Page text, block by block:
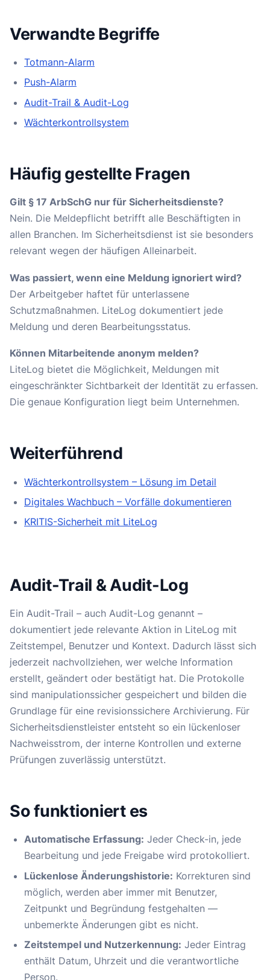
Verwandte Begriffe
Totmann-Alarm
Push-Alarm
Audit-Trail & Audit-Log
Wächterkontrollsystem
Häufig gestellte Fragen
Gilt § 17 ArbSchG nur für Sicherheitsdienste?
Nein. Die Meldepflicht betrifft alle Beschäftigten in
allen Branchen. Im Sicherheitsdienst ist sie besonders
relevant wegen der häufigen Alleinarbeit.
Was passiert, wenn eine Meldung ignoriert wird?
Der Arbeitgeber haftet für unterlassene
Schutzmaßnahmen. LiteLog dokumentiert jede
Meldung und deren Bearbeitungsstatus.
Können Mitarbeitende anonym melden?
LiteLog bietet die Möglichkeit, Meldungen mit
eingeschränkter Sichtbarkeit der Identität zu erfassen.
Die genaue Konfiguration liegt beim Unternehmen.
Weiterführend
Wächterkontrollsystem – Lösung im Detail
Digitales Wachbuch – Vorfälle dokumentieren
KRITIS-Sicherheit mit LiteLog
Audit-Trail & Audit-Log
Ein Audit-Trail – auch Audit-Log genannt –
dokumentiert jede relevante Aktion in LiteLog mit
Zeitstempel, Benutzer und Kontext. Dadurch lässt sich
jederzeit nachvollziehen, wer welche Information
erstellt, geändert oder bestätigt hat. Die Protokolle
sind manipulationssicher gespeichert und bilden die
Grundlage für eine revisionssichere Archivierung. Für
Sicherheitsdienstleister entsteht so ein lückenloser
Nachweisstrom, der interne Kontrollen und externe
Prüfungen zuverlässig unterstützt.
So funktioniert es
Automatische Erfassung: Jeder Check-in, jede
Bearbeitung und jede Freigabe wird protokolliert.
Lückenlose Änderungshistorie: Korrekturen sind
möglich, werden aber immer mit Benutzer,
Zeitpunkt und Begründung festgehalten —
unbemerkte Änderungen gibt es nicht.
Zeitstempel und Nutzerkennung: Jeder Eintrag
enthält Datum, Uhrzeit und die verantwortliche
Person.